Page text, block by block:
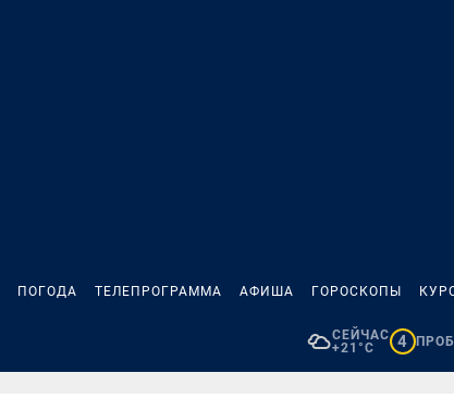
ПОГОДА ТЕЛЕПРОГРАММА АФИША ГОРОСКОПЫ
СЕЙЧАС
+21°C
4